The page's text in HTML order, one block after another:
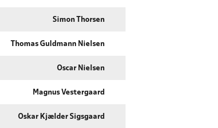
Simon Thorsen
Thomas Guldmann Nielsen
Oscar Nielsen
Magnus Vestergaard
Oskar Kjælder Sigsgaard